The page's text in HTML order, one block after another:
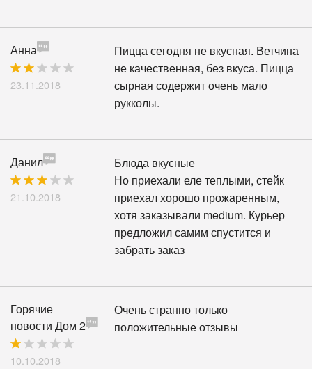
Анна
23.11.2018
Пицца сегодня не вкусная. Ветчина
не качественная, без вкуса. Пицца
сырная содержит очень мало
рукколы.
Данил
21.10.2018
Блюда вкусные
Но приехали еле теплыми, стейк
приехал хорошо прожаренным,
хотя заказывали medium. Курьер
предложил самим спустится и
забрать заказ
Горячие
новости Дом 2
10.10.2018
Очень странно только
положительные отзывы